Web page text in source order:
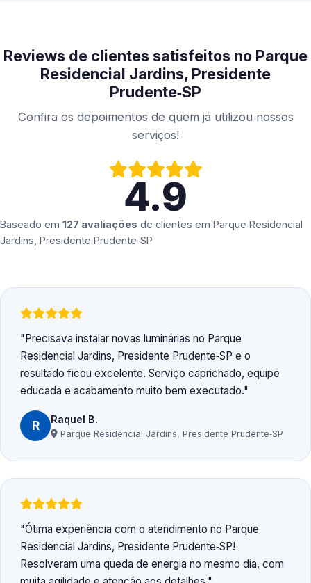
Reviews de clientes satisfeitos no Parque
Residencial Jardins, Presidente
Prudente‑SP
Confira os depoimentos de quem já utilizou nossos
serviços!
4.9
Baseado em 127 avaliações de clientes em Parque Residencial
Jardins, Presidente Prudente‑SP
Precisava instalar novas luminárias no Parque
Residencial Jardins, Presidente Prudente‑SP e o
resultado ficou excelente. Serviço caprichado, equipe
educada e acabamento muito bem executado.
R Raquel B.
Parque Residencial Jardins, Presidente Prudente‑SP
Ótima experiência com o atendimento no Parque
Residencial Jardins, Presidente Prudente‑SP!
Resolveram uma queda de energia no mesmo dia, com